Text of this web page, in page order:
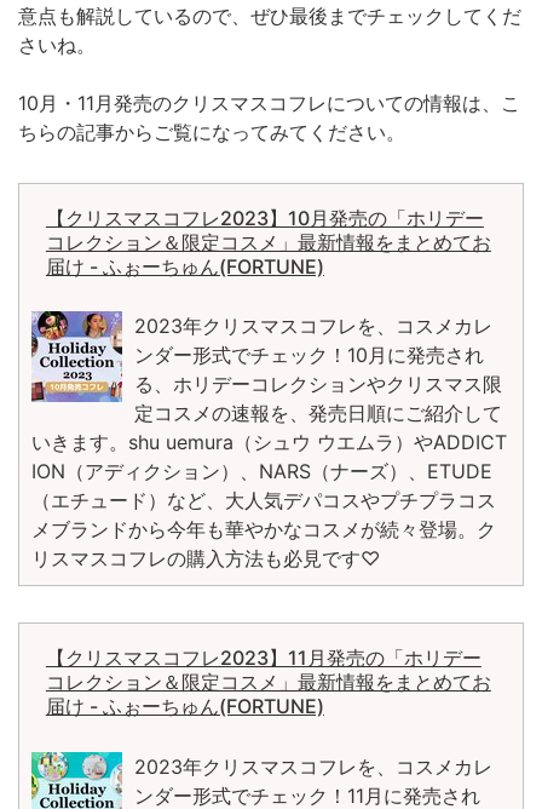
意点も解説しているので、ぜひ最後までチェックしてくだ
さいね。
10月・11月発売のクリスマスコフレについての情報は、こ
ちらの記事からご覧になってみてください。
【クリスマスコフレ2023】10月発売の「ホリデー
コレクション＆限定コスメ」最新情報をまとめてお
届け - ふぉーちゅん(FORTUNE)
2023年クリスマスコフレを、コスメカレ
ンダー形式でチェック！10月に発売され
る、ホリデーコレクションやクリスマス限
定コスメの速報を、発売日順にご紹介して
いきます。shu uemura（シュウ ウエムラ）やADDICT
ION（アディクション）、NARS（ナーズ）、ETUDE
（エチュード）など、大人気デパコスやプチプラコス
メブランドから今年も華やかなコスメが続々登場。ク
リスマスコフレの購入方法も必見です♡
【クリスマスコフレ2023】11月発売の「ホリデー
コレクション＆限定コスメ」最新情報をまとめてお
届け - ふぉーちゅん(FORTUNE)
2023年クリスマスコフレを、コスメカレ
ンダー形式でチェック！11月に発売され